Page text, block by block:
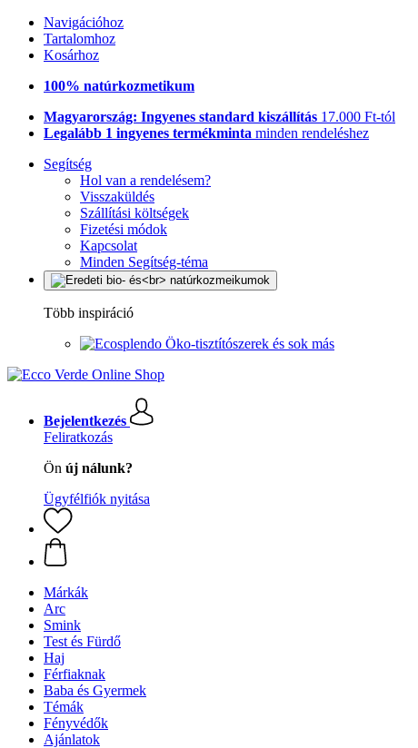
Navigációhoz
Tartalomhoz
Kosárhoz
100% natúrkozmetikum
Magyarország: Ingyenes standard kiszállítás 17.000 Ft-tól
Legalább 1 ingyenes termékminta minden rendeléshez
Segítség
Hol van a rendelésem?
Visszaküldés
Szállítási költségek
Fizetési módok
Kapcsolat
Minden Segítség-téma
Több inspiráció
Öko-tisztítószerek és sok más
Bejelentkezés
Feliratkozás
Ön új nálunk?
Ügyfélfiók nyitása
Márkák
Arc
Smink
Test és Fürdő
Haj
Férfiaknak
Baba és Gyermek
Témák
Fényvédők
Ajánlatok